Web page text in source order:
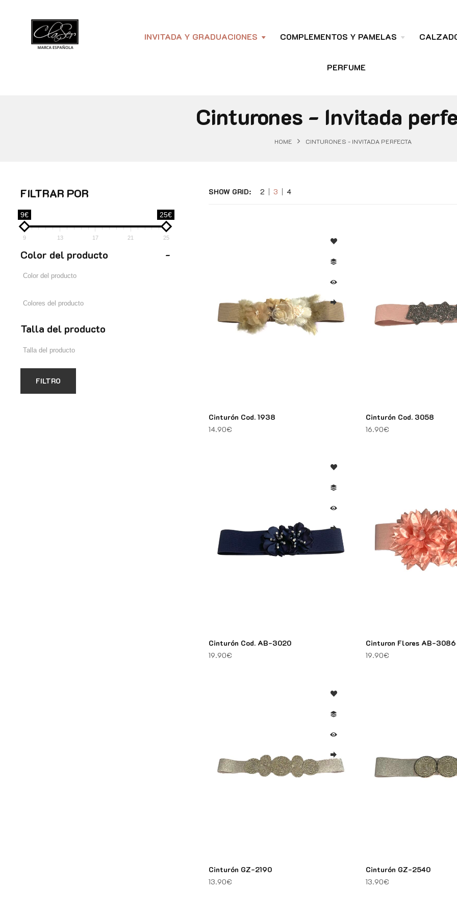
INVITADA Y GRADUACIONES COMPLEMENTOS Y PAMELAS
PERFUME
Cinturones - Invitada
HOME CINTURONES - INVITADA PERFECTA
FILTRAR POR
9€ 25€
9 13 17 21 25
Color del producto -
Talla del producto
FILTRO
SHOW GRID: 2 3 4
Cinturón Cod. 1938
14.90€
Cinturón Cod. 3058
16.90€
Cinturón Cod. AB-3020
19.90€
Cinturon Flores AB-3086
19.90€
Cinturón GZ-2190
13.90€
Cinturón GZ-2540
13.90€